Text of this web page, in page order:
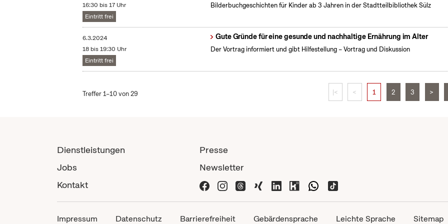
16:30 bis 17 Uhr
Eintritt frei
Bilderbuchgeschichten für Kinder ab 3 Jahren in der Stadtteilbibliothek Sülz
6.3.2024
18 bis 19:30 Uhr
Eintritt frei
Gute Gründe für eine gesunde und nachhaltige Ernährung im Alter
Der Vortrag informiert und gibt Hilfestellung – Vortrag und Diskussion
Treffer 1–10 von 29 |< < 1 2 3 >
Dienstleistungen
Jobs
Kontakt
Presse
Newsletter
Impressum Datenschutz Barrierefreiheit Gebärdensprache Leichte Sprache Sitemap